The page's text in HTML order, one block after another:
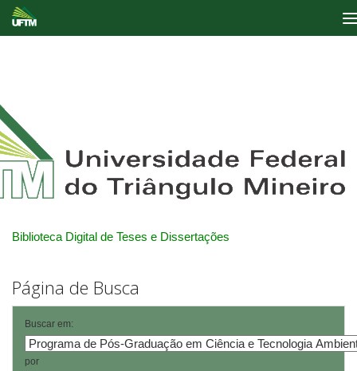
Biblioteca Digital de Teses e Dissertações
Página de Busca
Buscar em:
por